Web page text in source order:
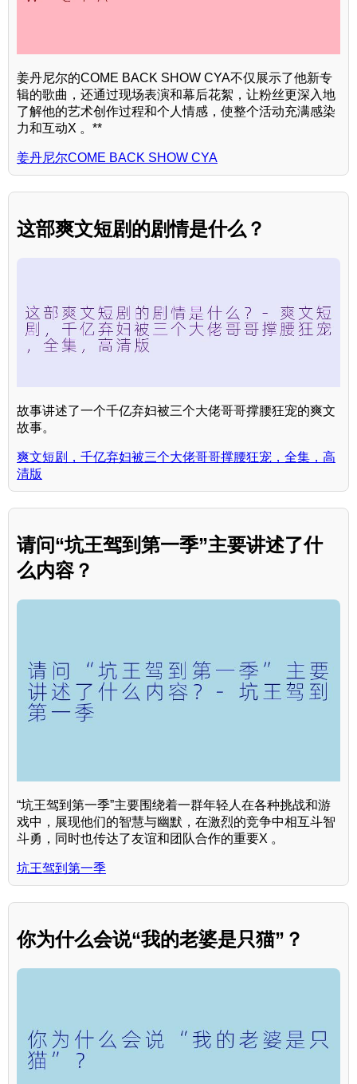
姜丹尼尔的COME BACK SHOW CYA不仅展示了他新专
辑的歌曲，还通过现场表演和幕后花絮，让粉丝更深入地
了解他的艺术创作过程和个人情感，使整个活动充满感染
力和互动X 。**
姜丹尼尔COME BACK SHOW CYA
这部爽文短剧的剧情是什么？
故事讲述了一个千亿弃妇被三个大佬哥哥撑腰狂宠的爽文
故事。
爽文短剧，千亿弃妇被三个大佬哥哥撑腰狂宠，全集，高
清版
请问“坑王驾到第一季”主要讲述了什
么内容？
“坑王驾到第一季”主要围绕着一群年轻人在各种挑战和游
戏中，展现他们的智慧与幽默，在激烈的竞争中相互斗智
斗勇，同时也传达了友谊和团队合作的重要X 。
坑王驾到第一季
你为什么会说“我的老婆是只猫”？